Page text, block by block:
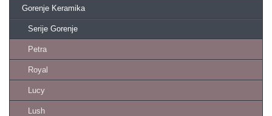
Gorenje Keramika
Serije Gorenje
Petra
Royal
Lucy
Lush